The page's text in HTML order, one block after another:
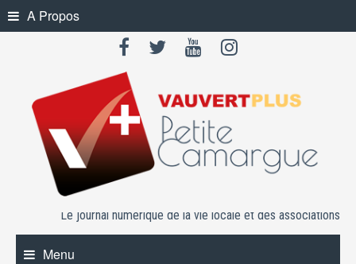
Skip
to
A Propos
Le journal numérique de la vie locale et des associations
Menu